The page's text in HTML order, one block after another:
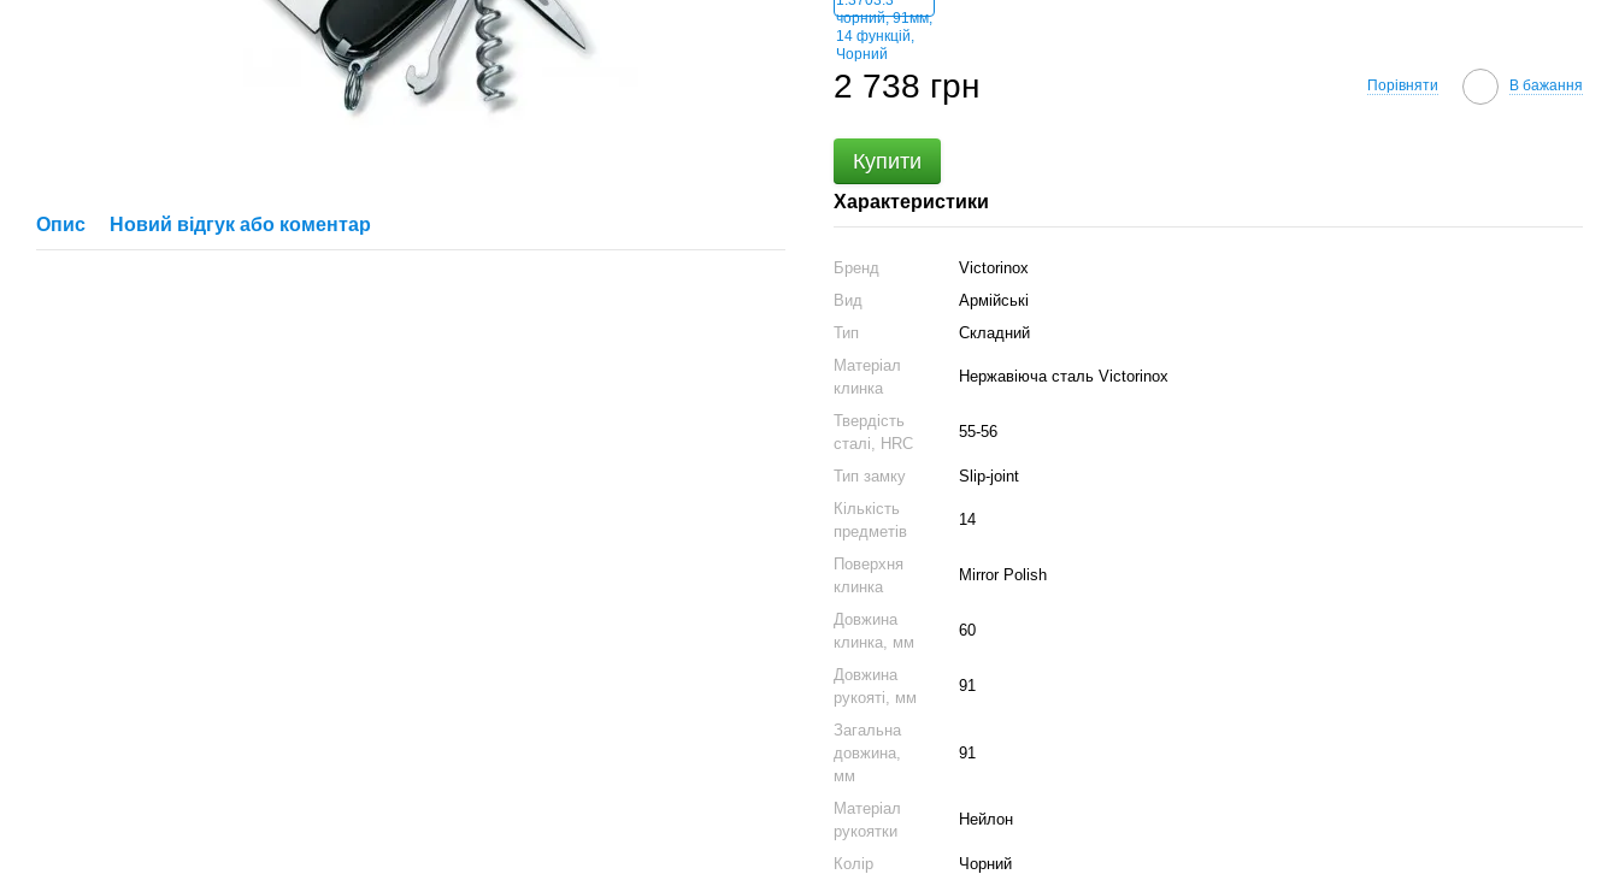
Опис Новий відгук або коментар
2 738 грн Порівняти В бажання
Купити
Характеристики
Бренд
Victorinox
Вид
Армійські
Тип
Складний
Матеріал
клинка
Нержавіюча сталь Victorinox
Твердість
сталі, HRC
55-56
Тип замку
Slip-joint
Кількість
предметів
14
Поверхня
клинка
Mirror Polish
Довжина
клинка, мм
60
Довжина
рукояті, мм
91
Загальна
довжина,
мм
91
Матеріал
рукоятки
Нейлон
Колір
Чорний